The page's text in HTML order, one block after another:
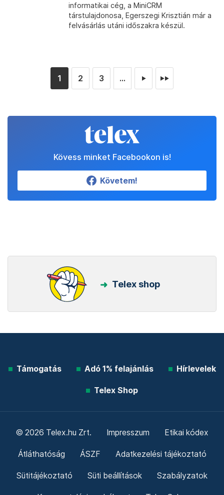
informatikai cég, a MiniCRM
társtulajdonosa, Egerszegi Krisztián már a
felvásárlás utáni időszakra készül.
1 2 3 ... ► ►►
Kövess minket Facebookon is!
Követem!
Telex shop
Támogatás Adó 1% felajánlás Hírlevelek
Telex Shop
© 2026 Telex.hu Zrt. Impresszum Etikai kódex
Átláthatóság ÁSZF Adatkezelési tájékoztató
Sütitájékoztató Süti beállítások Szabályzatok